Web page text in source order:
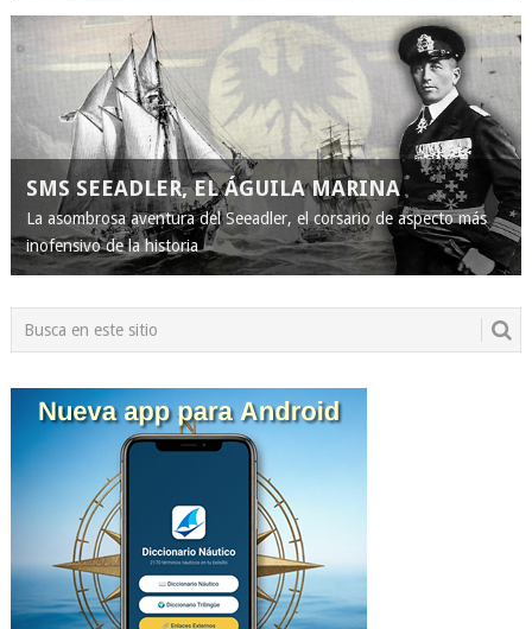
SMS SEEADLER, EL ÁGUILA MARINA
La asombrosa aventura del Seeadler, el corsario de aspecto más
inofensivo de la historia